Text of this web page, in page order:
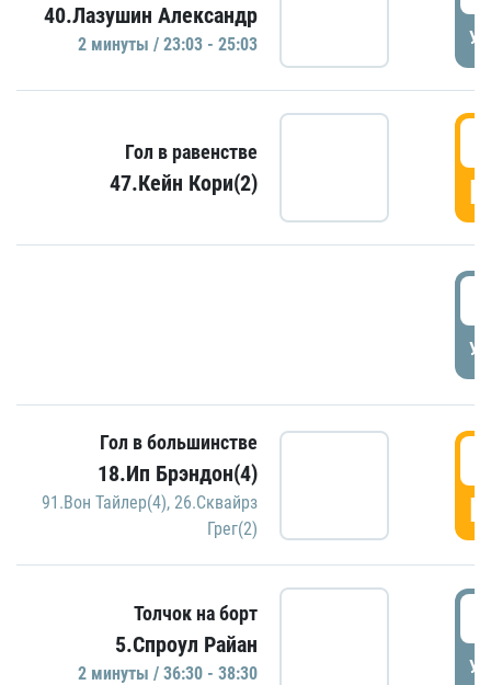
40.Лазушин Александр
2 минуты / 23:03 - 25:03
Гол в равенстве
47.Кейн Кори(2)
Гол в большинстве
18.Ип Брэндон(4)
91.Вон Тайлер(4), 26.Сквайрз
Грег(2)
Толчок на борт
5.Спроул Райан
2 минуты / 36:30 - 38:30